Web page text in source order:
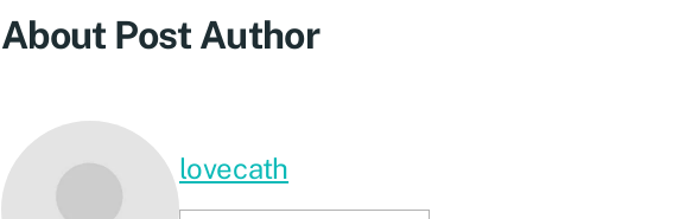
About Post Author
lovecath